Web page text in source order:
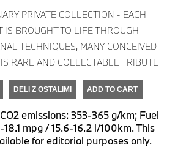
PRIVATE COLLECTION - EACH
IS BROUGHT TO LIFE THROUGH
TECHNIQUES, MANY CONCEIVED
RARE AND COLLECTABLE TRIBUTE
DELI Z OSTALIMI ADD TO CART
emissions: 353-365 g/km; Fuel
18.1 mpg / 15.6-16.2 l/100km. This
for editorial purposes only.